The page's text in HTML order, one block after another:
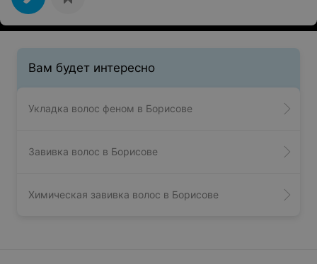
Вам будет интересно
Укладка волос феном в Борисове
Завивка волос в Борисове
Химическая завивка волос в Борисове